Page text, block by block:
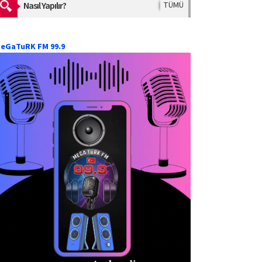
Nasıl Yapılır? TÜMÜ
FM 99.9